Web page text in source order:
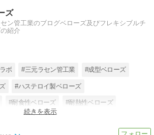
ズ
ン管工業のブログベローズ及びフレキシブルチ
紹介
ボ #三元ラセン管工業 #成型ベローズ
#ハステロイ製ベローズ
#耐食性ベローズ #耐熱性ベローズ
続きを表示